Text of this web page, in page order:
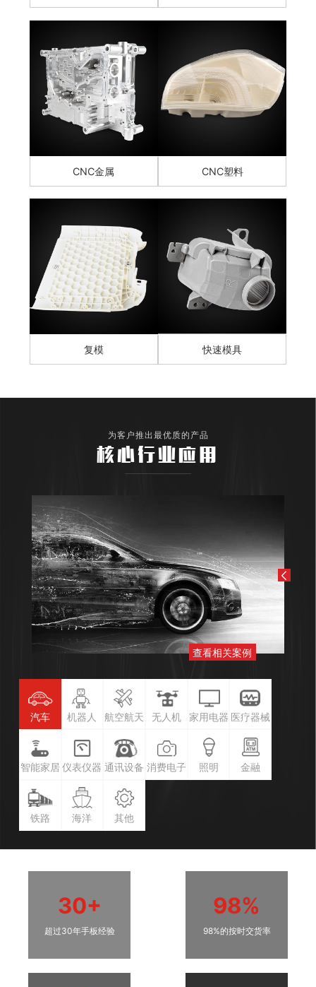
CNC金属 CNC塑料
复模 快速模具
为客户推出最优质的产品
核心行业应用
查看相关案例
汽车 机器人 航空航天 无人机 家用电器 医疗器械
智能家居 仪表仪器 通讯设备 消费电子 照明 金融
铁路 海洋 其他
30+
超过30年手板经验
98%
98%的按时交货率